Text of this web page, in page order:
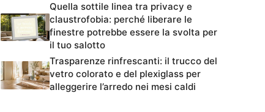
Quella sottile linea tra privacy e
claustrofobia: perché liberare le
finestre potrebbe essere la svolta per
il tuo salotto
Trasparenze rinfrescanti: il trucco del
vetro colorato e del plexiglass per
alleggerire l’arredo nei mesi caldi